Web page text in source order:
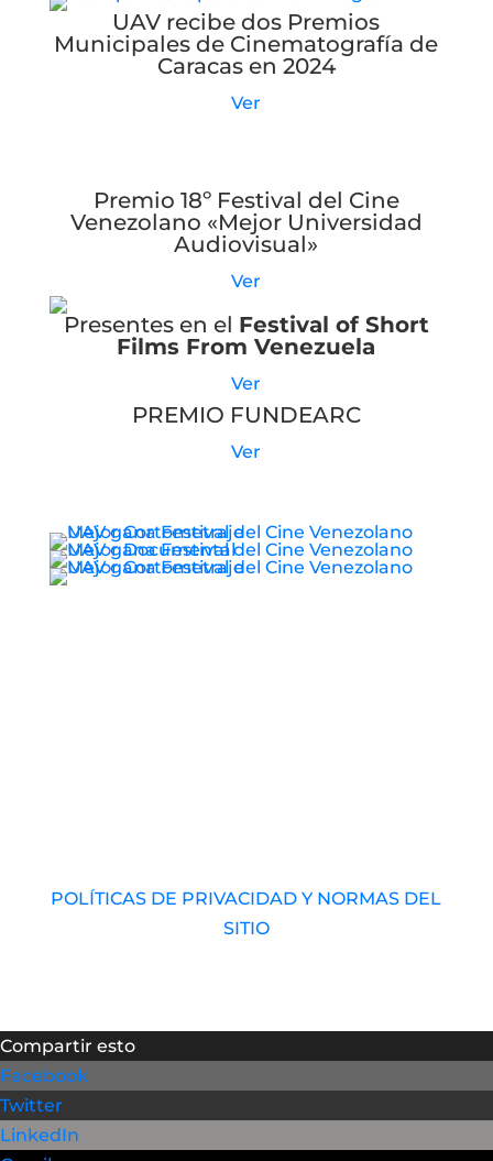
UAV recibe dos Premios
Municipales de Cinematografía de
Caracas en 2024
Ver
Premio 18º Festival del Cine
Venezolano «Mejor Universidad
Audiovisual»
Ver
Presentes en el Festival of Short
Films From Venezuela
Ver
PREMIO FUNDEARC
Ver
POLÍTICAS DE PRIVACIDAD Y NORMAS DEL
SITIO
Compartir esto
Facebook
Twitter
LinkedIn